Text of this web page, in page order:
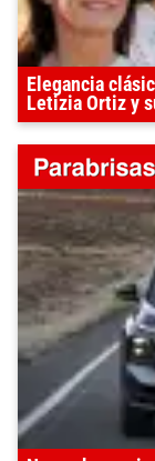
Elegancia
Letizia Ortiz y